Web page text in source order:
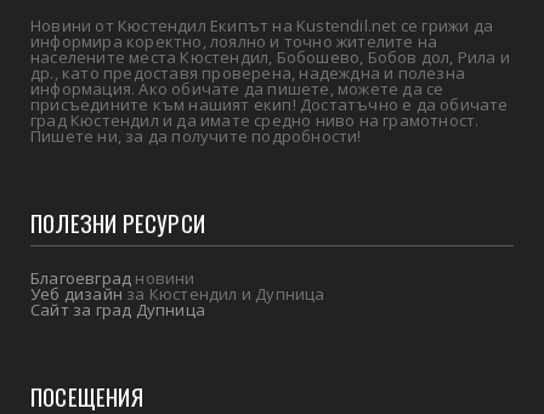
Новини от Кюстендил Екипът на Kustendil.net се грижи да
информира коректно, лоялно и точно жителите на
населените места Кюстендил, Бобошево, Бобов дол, Рила и
др., като предоставя проверена, надеждна и полезна
информация. Ако обичате да пишете, можете да се
присъедините към нашият екип! Достатъчно е да обичате
град Кюстендил и да имате средно ниво на грамотност.
Пишете ни, за да получите подробности!
ПОЛЕЗНИ РЕСУРСИ
Благоевград новини
Уеб дизайнза Кюстендил и Дупница
Сайт за град Дупница
ПОСЕЩЕНИЯ